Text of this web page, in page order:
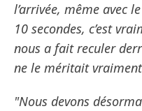
l’arrivée, même avec
10 secondes, c’est
nous a fait reculer
ne le méritait
"Nous devons